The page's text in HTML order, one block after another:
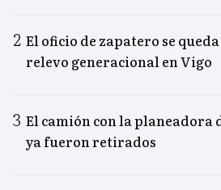
El oficio de zapatero se
relevo generacional en Vigo
El camión con la planeadora
ya fueron retirados